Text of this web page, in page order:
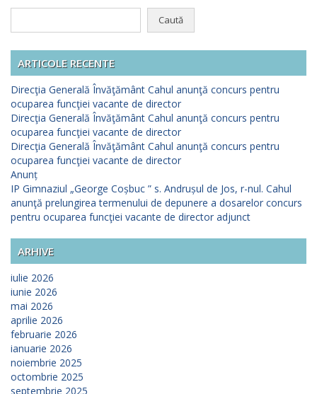
ARTICOLE RECENTE
Direcţia Generală Învăţământ Cahul anunţă concurs pentru
ocuparea funcţiei vacante de director
Direcţia Generală Învăţământ Cahul anunţă concurs pentru
ocuparea funcţiei vacante de director
Direcţia Generală Învăţământ Cahul anunţă concurs pentru
ocuparea funcţiei vacante de director
Anunț
IP Gimnaziul „George Coșbuc ” s. Andrușul de Jos, r-nul. Cahul
anunţă prelungirea termenului de depunere a dosarelor concurs
pentru ocuparea funcţiei vacante de director adjunct
ARHIVE
iulie 2026
iunie 2026
mai 2026
aprilie 2026
februarie 2026
ianuarie 2026
noiembrie 2025
octombrie 2025
septembrie 2025